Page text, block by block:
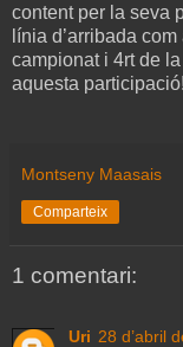
content per la seva
línia d’arribada
campionat i 4rt de
aquesta
Montseny Maasais
Comparteix
1 comentari:
Uri 28 d’abril